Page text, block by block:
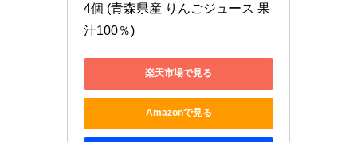
4個 (青森県産 りんごジュース 果
汁100％)
楽天市場で見る
Amazonで見る